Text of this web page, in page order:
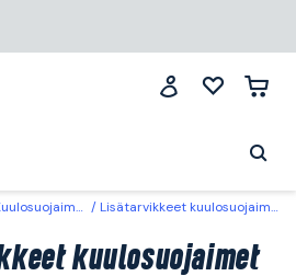
Lisätarvikkeet kuulosuojaimet
kuulosuojaimet